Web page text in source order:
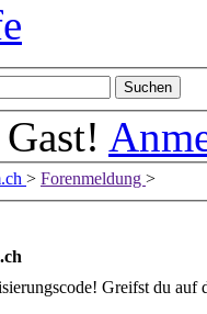
> Forenmeldung >
Greifst du auf